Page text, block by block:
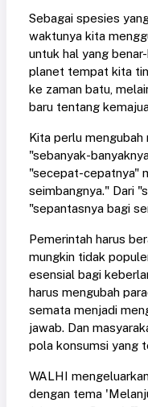
Sebagai spesies
waktunya kita
untuk hal yang
planet tempat kita
ke zaman batu,
baru tentang
Kita perlu mengubah
"sebanyak-
"secepat-cepatnya"
seimbangnya." Dari
"sepantasnya bagi
Pemerintah harus
mungkin tidak
esensial bagi
harus mengubah
semata menjadi
jawab. Dan
pola konsumsi yang
WALHI
dengan tema